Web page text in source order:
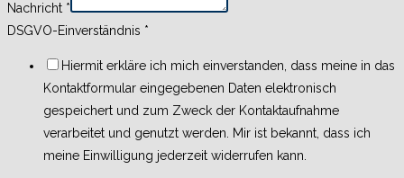
Nachricht *
DSGVO-Einverständnis *
Hiermit erkläre ich mich einverstanden, dass meine in das
Kontaktformular eingegebenen Daten elektronisch
gespeichert und zum Zweck der Kontaktaufnahme
verarbeitet und genutzt werden. Mir ist bekannt, dass ich
meine Einwilligung jederzeit widerrufen kann.